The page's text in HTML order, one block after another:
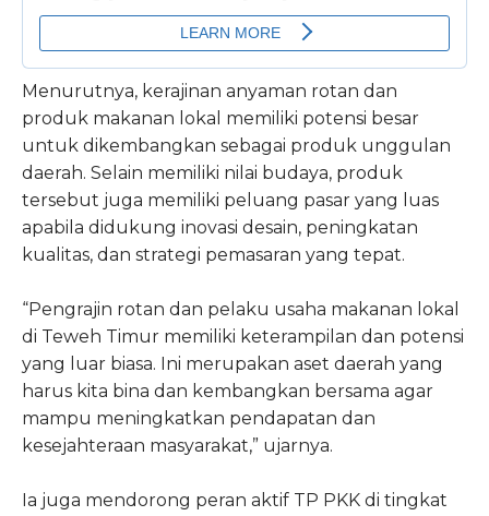
Menurutnya, kerajinan anyaman rotan dan
produk makanan lokal memiliki potensi besar
untuk dikembangkan sebagai produk unggulan
daerah. Selain memiliki nilai budaya, produk
tersebut juga memiliki peluang pasar yang luas
apabila didukung inovasi desain, peningkatan
kualitas, dan strategi pemasaran yang tepat.
“Pengrajin rotan dan pelaku usaha makanan lokal
di Teweh Timur memiliki keterampilan dan potensi
yang luar biasa. Ini merupakan aset daerah yang
harus kita bina dan kembangkan bersama agar
mampu meningkatkan pendapatan dan
kesejahteraan masyarakat,” ujarnya.
Ia juga mendorong peran aktif TP PKK di tingkat